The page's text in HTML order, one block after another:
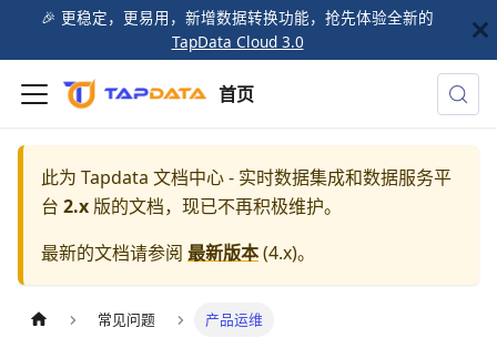
🎉️ 更稳定，更易用，新增数据转换功能，抢先体验全新的
TapData Cloud 3.0
首页
此为 Tapdata 文档中心 - 实时数据集成和数据服务平
台 2.x 版的文档，现已不再积极维护。
最新的文档请参阅 最新版本(4.x)。
常见问题 产品运维